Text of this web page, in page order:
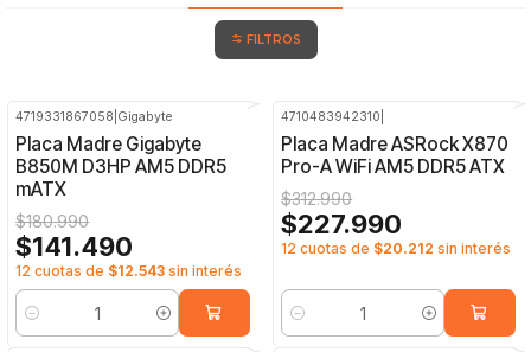
FILTROS
4719331867058 Gigabyte
Placa Madre Gigabyte
B850M D3HP AM5 DDR5
mATX
$180.990
$141.490
12 cuotas de $12.543 sin interés
Cantidad
4710483942310
Placa Madre ASRock X870
Pro-A WiFi AM5 DDR5 ATX
$312.990
$227.990
12 cuotas de $20.212 sin interés
Cantidad